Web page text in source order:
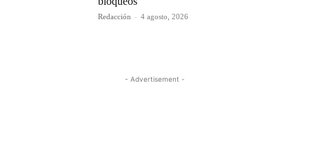
Redacción - 4 agosto, 2026
- Advertisement -